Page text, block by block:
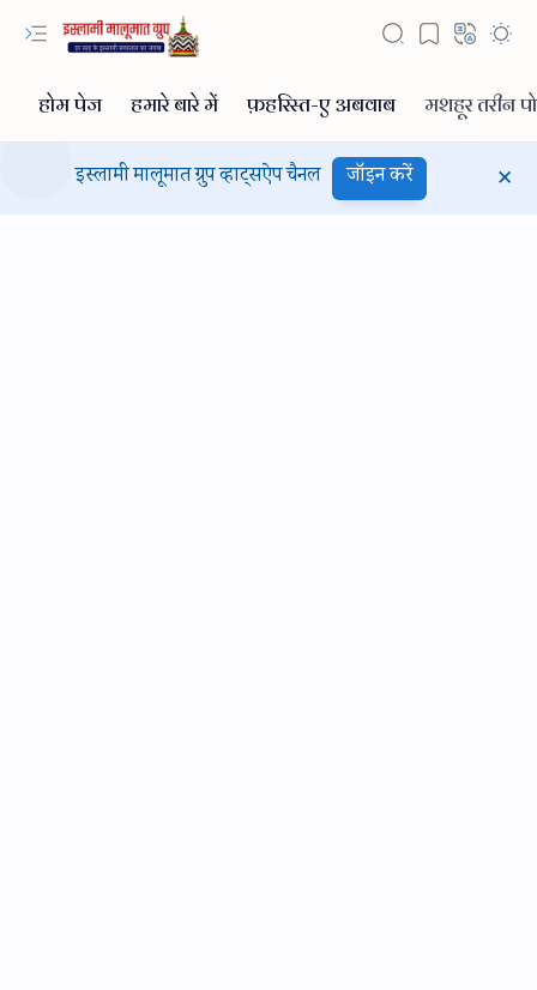
इस्लामी मालूमात ग्रुप व्हाट्सऐप चैनल जॉइन करें